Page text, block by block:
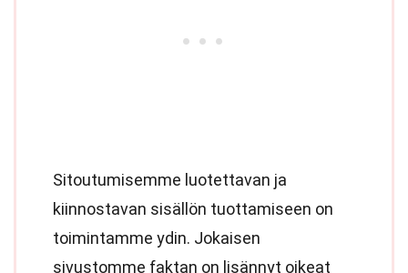
Sitoutumisemme luotettavan ja
kiinnostavan sisällön tuottamiseen on
toimintamme ydin. Jokaisen
sivustomme faktan on lisännyt oikeat